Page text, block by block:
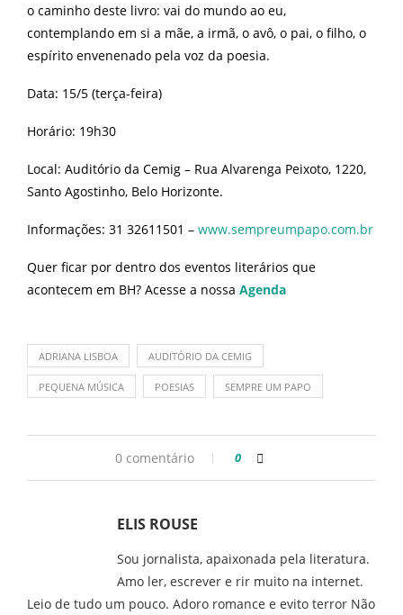
o caminho deste livro: vai do mundo ao eu,
contemplando em si a mãe, a irmã, o avô, o pai, o filho, o
espírito envenenado pela voz da poesia.
Data: 15/5 (terça-feira)
Horário: 19h30
Local: Auditório da Cemig – Rua Alvarenga Peixoto, 1220,
Santo Agostinho, Belo Horizonte.
Informações: 31 32611501 – www.sempreumpapo.com.br
Quer ficar por dentro dos eventos literários que
acontecem em BH? Acesse a nossa Agenda
ADRIANA LISBOA AUDITÓRIO DA CEMIG
PEQUENA MÚSICA POESIAS SEMPRE UM PAPO
0 comentário 0
ELIS ROUSE
Sou jornalista, apaixonada pela literatura.
Amo ler, escrever e rir muito na internet.
Leio de tudo um pouco. Adoro romance e evito terror Não